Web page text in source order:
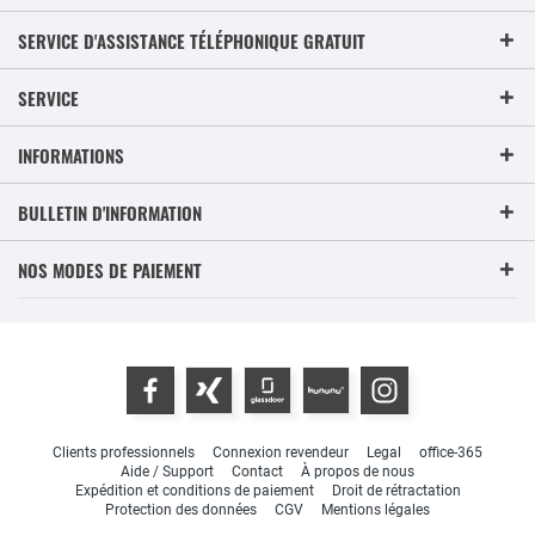
SERVICE D'ASSISTANCE TÉLÉPHONIQUE GRATUIT
SERVICE
INFORMATIONS
BULLETIN D'INFORMATION
NOS MODES DE PAIEMENT
Clients professionnels Connexion revendeur Legal
office-365
Aide / Support
Contact
À propos de nous
Expédition et conditions de paiement
Droit de rétractation
Protection des données
CGV Mentions légales